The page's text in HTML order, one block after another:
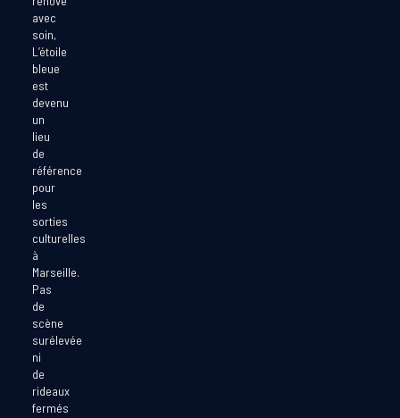
avec
soin,
L’étoile
bleue
est
devenu
un
lieu
de
référence
pour
les
sorties
culturelles
à
Marseille.
Pas
de
scène
surélevée
ni
de
rideaux
fermés